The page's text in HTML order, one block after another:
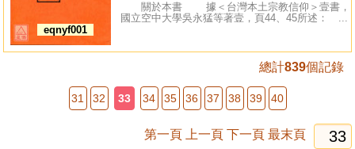
eqnyf001
關於本書 據＜台灣本土宗教信仰＞壹書，
國立空中大學吳永猛等著壹，頁44、45所述： ...
總計839個記錄
31 32 33 34 35 36 37 38 39 40
第一頁 上一頁 下一頁 最末頁